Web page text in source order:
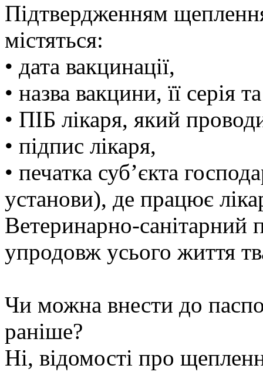
Підтвердженням
містяться:
• дата вакцинації,
• назва вакцини, її серія
• ПІБ лікаря, який
• підпис лікаря,
• печатка суб’єкта
установи), де працює
Ветеринарно-санітарний
упродовж усього життя
Чи можна внести до
раніше?
Ні, відомості про